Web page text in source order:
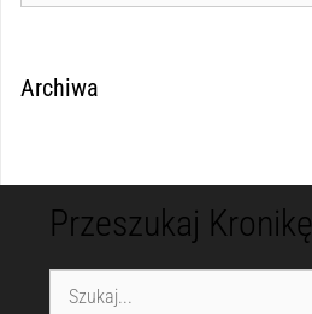
Archiwa
Przeszukaj Kronikę